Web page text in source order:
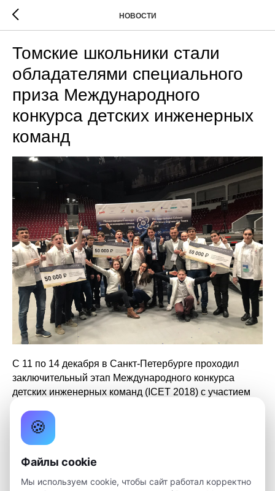
НОВОСТИ
Томские школьники стали
обладателями специального
приза Международного
конкурса детских инженерных
команд
С 11 по 14 декабря в Санкт-Петербурге проходил
заключительный этап Международного конкурса
детских инженерных команд (ICET 2018) с участием
Обучающиеся детского технопарка «Кванториум»
вышли в финал с проектом по направлению «Дрон-
исследователь». Несколько месяцев Даниил Руфин,
Эльчин Гафаров и Игорь Сидорин под руководством
🍪
Файлы cookie
Мы используем cookie, чтобы сайт работал корректно